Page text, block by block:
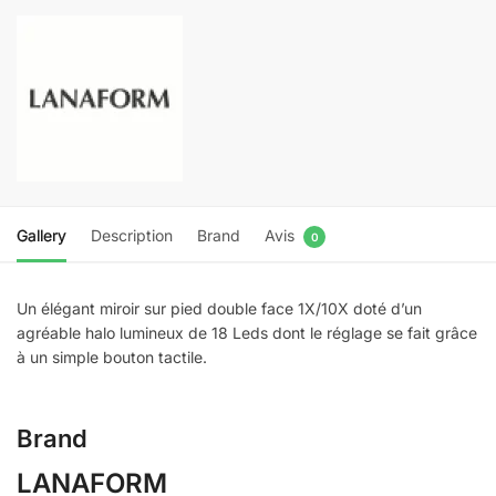
Gallery Description Brand Avis 0
Un élégant miroir sur pied double face 1X/10X doté d’un
agréable halo lumineux de 18 Leds dont le réglage se fait grâce
à un simple bouton tactile.
Brand
LANAFORM